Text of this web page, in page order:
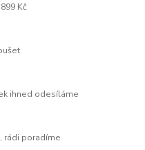
Kč
ihned odesíláme
rádi poradíme